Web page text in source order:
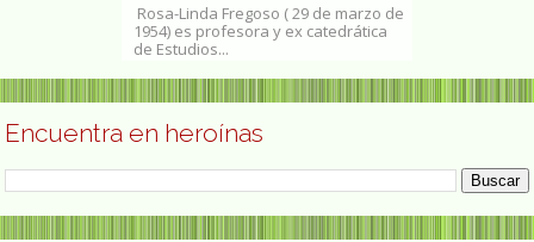
Rosa-Linda Fregoso ( 29 de marzo de
1954) es profesora y ex catedrática
de Estudios...
Encuentra en heroínas